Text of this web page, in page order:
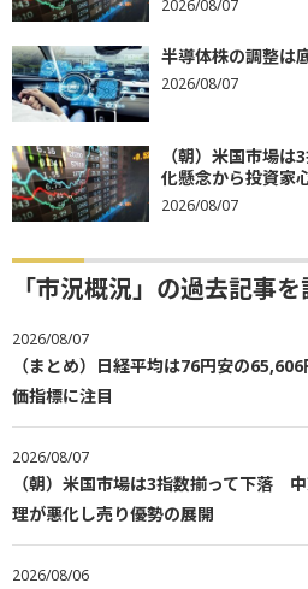
2026/08/07
半導体株の調整は
2026/08/07
（朝）米国市場
化懸念から投資家
2026/08/07
「市況概況」の過去記事
2026/08/07
（まとめ）日経平均は76円安の
価指標に注目
2026/08/07
（朝）米国市場は3指数揃って下落
理が悪化し売り優勢の展開
2026/08/06